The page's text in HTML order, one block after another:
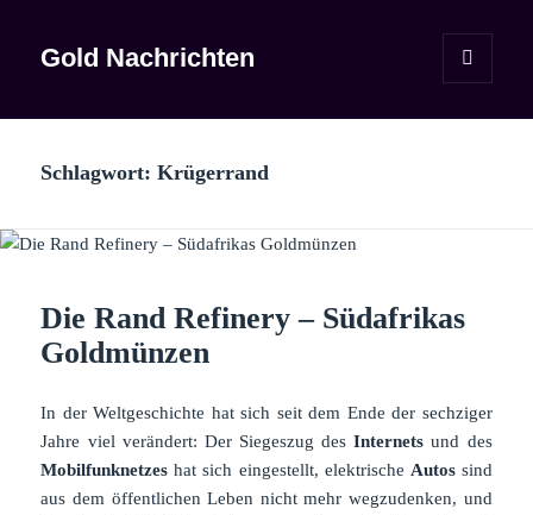
Gold Nachrichten
WIDGETS
Schlagwort:Krügerrand
Die Rand Refinery – Südafrikas
Goldmünzen
In der Weltgeschichte hat sich seit dem Ende der sechziger
Jahre viel verändert: Der Siegeszug desInternets und des
Mobilfunknetzes hat sich eingestellt, elektrische Autossind
aus dem öffentlichen Leben nicht mehr wegzudenken, und